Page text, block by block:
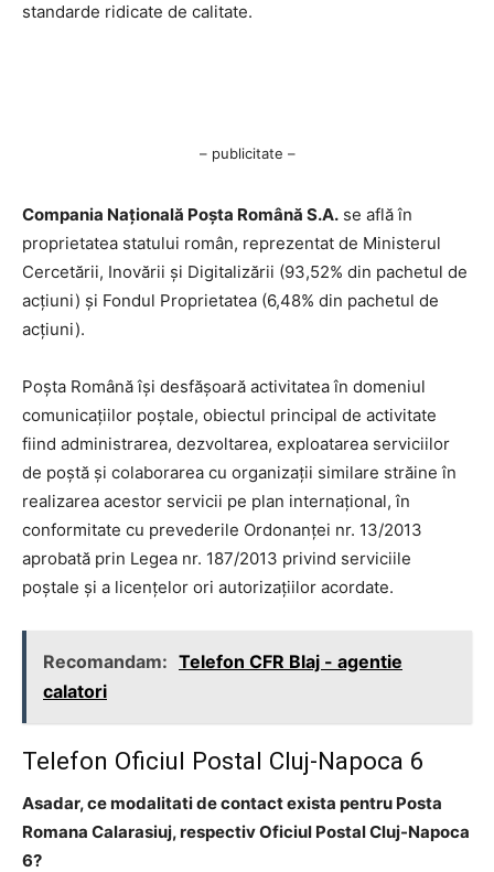
standarde ridicate de calitate.
– publicitate –
Compania Națională Poşta Română S.A. se află în
proprietatea statului român, reprezentat de Ministerul
Cercetării, Inovării şi Digitalizării (93,52% din pachetul de
acţiuni) şi Fondul Proprietatea (6,48% din pachetul de
acţiuni).
Poşta Română îşi desfăşoară activitatea în domeniul
comunicaţiilor poştale, obiectul principal de activitate
fiind administrarea, dezvoltarea, exploatarea serviciilor
de poştă şi colaborarea cu organizaţii similare străine în
realizarea acestor servicii pe plan internaţional, în
conformitate cu prevederile Ordonanţei nr. 13/2013
aprobată prin Legea nr. 187/2013 privind serviciile
poştale şi a licenţelor ori autorizaţiilor acordate.
Recomandam: Telefon CFR Blaj - agentie
calatori
Telefon Oficiul Postal Cluj-Napoca 6
Asadar, ce modalitati de contact exista pentru Posta
Romana Calarasiuj, respectiv Oficiul Postal Cluj-Napoca
6?